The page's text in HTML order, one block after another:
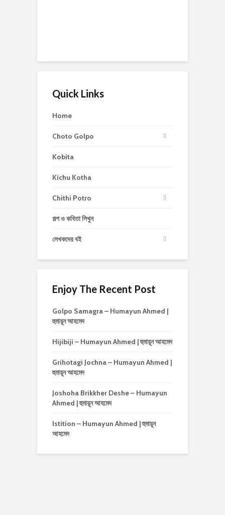
Quick Links
Home
Choto Golpo
Kobita
Kichu Kotha
Chithi Potro
গল্প ও কবিতা লিখুন
লেখকদের বই
Enjoy The Recent Post
Golpo Samagra – Humayun Ahmed |
হুমায়ূন আহমেদ
Hijibiji – Humayun Ahmed | হুমায়ূন আহমেদ
Grihotagi Jochna – Humayun Ahmed |
হুমায়ূন আহমেদ
Joshoha Brikkher Deshe – Humayun
Ahmed | হুমায়ূন আহমেদ
Istition – Humayun Ahmed | হুমায়ূন
আহমেদ